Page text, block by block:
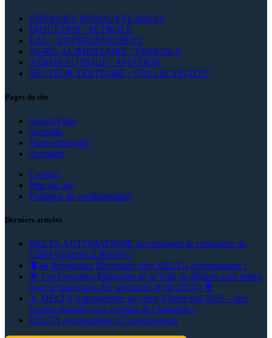
ÉNERGIES RENOUVELABLES
INDUSTRIE / PETROLE
EAU / ENVIRONNEMENT
AGRO-ALIMENTAIRE / VINICOLE
AÉRONAUTIQUE / AVIATION
SECTEUR TERTIAIRE / COLLECTIVITÉS
Pages du site
Savoir-Faire
Activités
Notre entreprise
Actualité
Contact
Plan du site
Politique de confidentialité
Derniers articles
DELTA AUTOMATISME accompagne la croissance de
GHM Huileries à Béziers !
🔋🚗 Révolution Électrique chez DELTA Automatisme !
🌟 Les Fontaines Musicales de la Ville de Béziers sont prêtes
pour le lancement des spectacles d’été 2025 ! 🌟
🔹 DELTA Automatisme au cœur d’Inter sud 2025 – une
journée tournée vers l’avenir de l’industrie !
DELTA Automatisme à Caussiniojouls